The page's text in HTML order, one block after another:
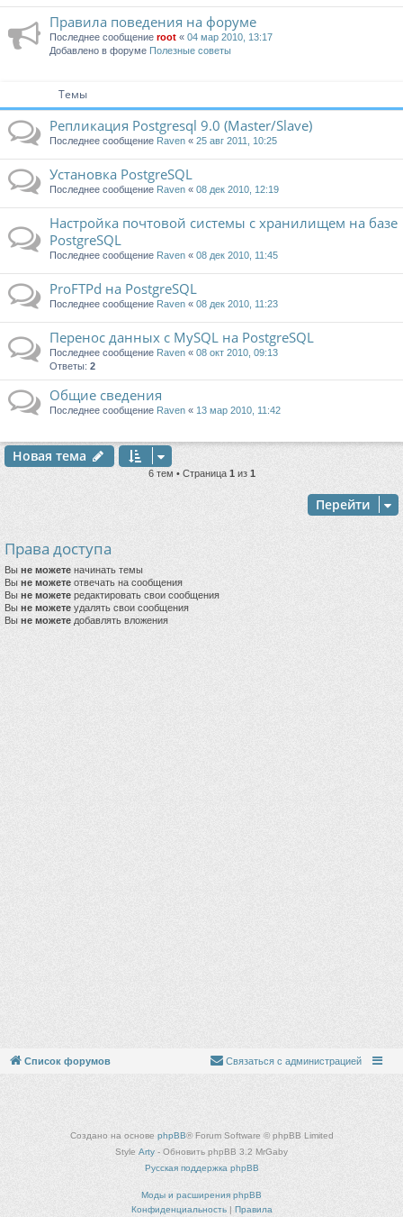
Правила поведения на форуме
Последнее сообщение root « 04 мар 2010, 13:17
Добавлено в форуме Полезные советы
Темы
Репликация Postgresql 9.0 (Master/Slave)
Последнее сообщение Raven « 25 авг 2011, 10:25
Установка PostgreSQL
Последнее сообщение Raven « 08 дек 2010, 12:19
Настройка почтовой системы c хранилищем на базе
PostgreSQL
Последнее сообщение Raven « 08 дек 2010, 11:45
ProFTPd на PostgreSQL
Последнее сообщение Raven « 08 дек 2010, 11:23
Перенос данных c MySQL на PostgreSQL
Последнее сообщение Raven « 08 окт 2010, 09:13
Ответы: 2
Общие сведения
Последнее сообщение Raven « 13 мар 2010, 11:42
Новая тема
6 тем • Страница 1 из 1
Перейти
Права доступа
Вы не можете начинать темы
Вы не можете отвечать на сообщения
Вы не можете редактировать свои сообщения
Вы не можете удалять свои сообщения
Вы не можете добавлять вложения
Список форумов Связаться с администрацией
Создано на основе phpBB® Forum Software © phpBB Limited
Style Arty - Обновить phpBB 3.2 MrGaby
Русская поддержка phpBB
Моды и расширения phpBB
Конфиденциальность| Правила